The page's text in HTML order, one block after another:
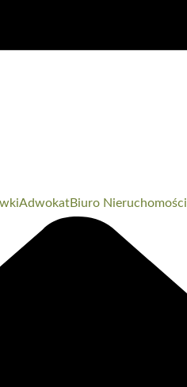
AdwokatBiuro Nieruchomości